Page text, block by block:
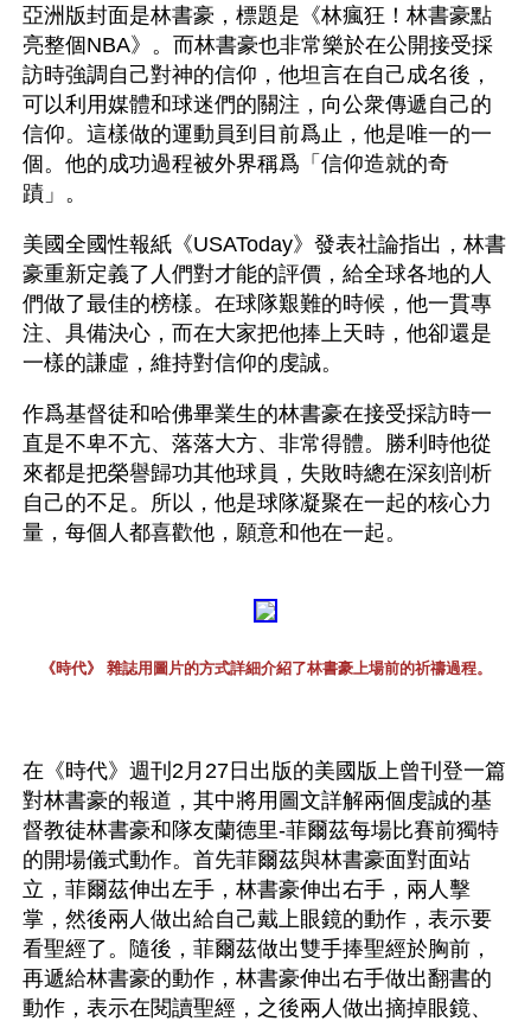
亞洲版封面是林書豪，標題是《林瘋狂！林書豪點
亮整個NBA》。而林書豪也非常樂於在公開接受採
訪時強調自己對神的信仰，他坦言在自己成名後，
可以利用媒體和球迷們的關注，向公衆傳遞自己的
信仰。這樣做的運動員到目前爲止，他是唯一的一
個。他的成功過程被外界稱爲「信仰造就的奇
蹟」。
美國全國性報紙《USAToday》發表社論指出，林書
豪重新定義了人們對才能的評價，給全球各地的人
們做了最佳的榜樣。在球隊艱難的時候，他一貫專
注、具備決心，而在大家把他捧上天時，他卻還是
一樣的謙虛，維持對信仰的虔誠。
作爲基督徒和哈佛畢業生的林書豪在接受採訪時一
直是不卑不亢、落落大方、非常得體。勝利時他從
來都是把榮譽歸功其他球員，失敗時總在深刻剖析
自己的不足。所以，他是球隊凝聚在一起的核心力
量，每個人都喜歡他，願意和他在一起。
《時代》 雜誌用圖片的方式詳細介紹了林書豪上場前的祈禱過程。
在《時代》週刊2月27日出版的美國版上曾刊登一篇
對林書豪的報道，其中將用圖文詳解兩個虔誠的基
督教徒林書豪和隊友蘭德里-菲爾茲每場比賽前獨特
的開場儀式動作。首先菲爾茲與林書豪面對面站
立，菲爾茲伸出左手，林書豪伸出右手，兩人擊
掌，然後兩人做出給自己戴上眼鏡的動作，表示要
看聖經了。隨後，菲爾茲做出雙手捧聖經於胸前，
再遞給林書豪的動作，林書豪伸出右手做出翻書的
動作，表示在閱讀聖經，之後兩人做出摘掉眼鏡、